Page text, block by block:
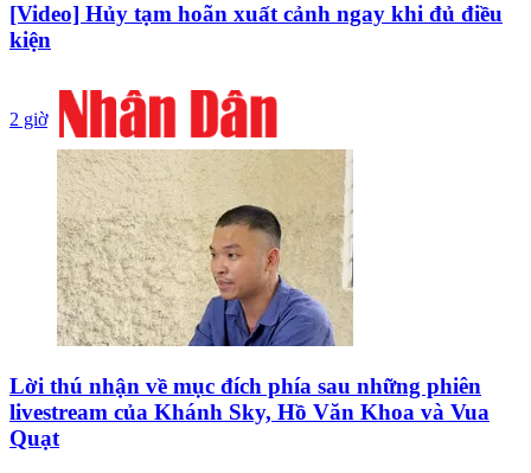
[Video] Hủy tạm hoãn xuất cảnh ngay khi đủ điều
kiện
2 giờ
Lời thú nhận về mục đích phía sau những phiên
livestream của Khánh Sky, Hồ Văn Khoa và Vua
Quạt